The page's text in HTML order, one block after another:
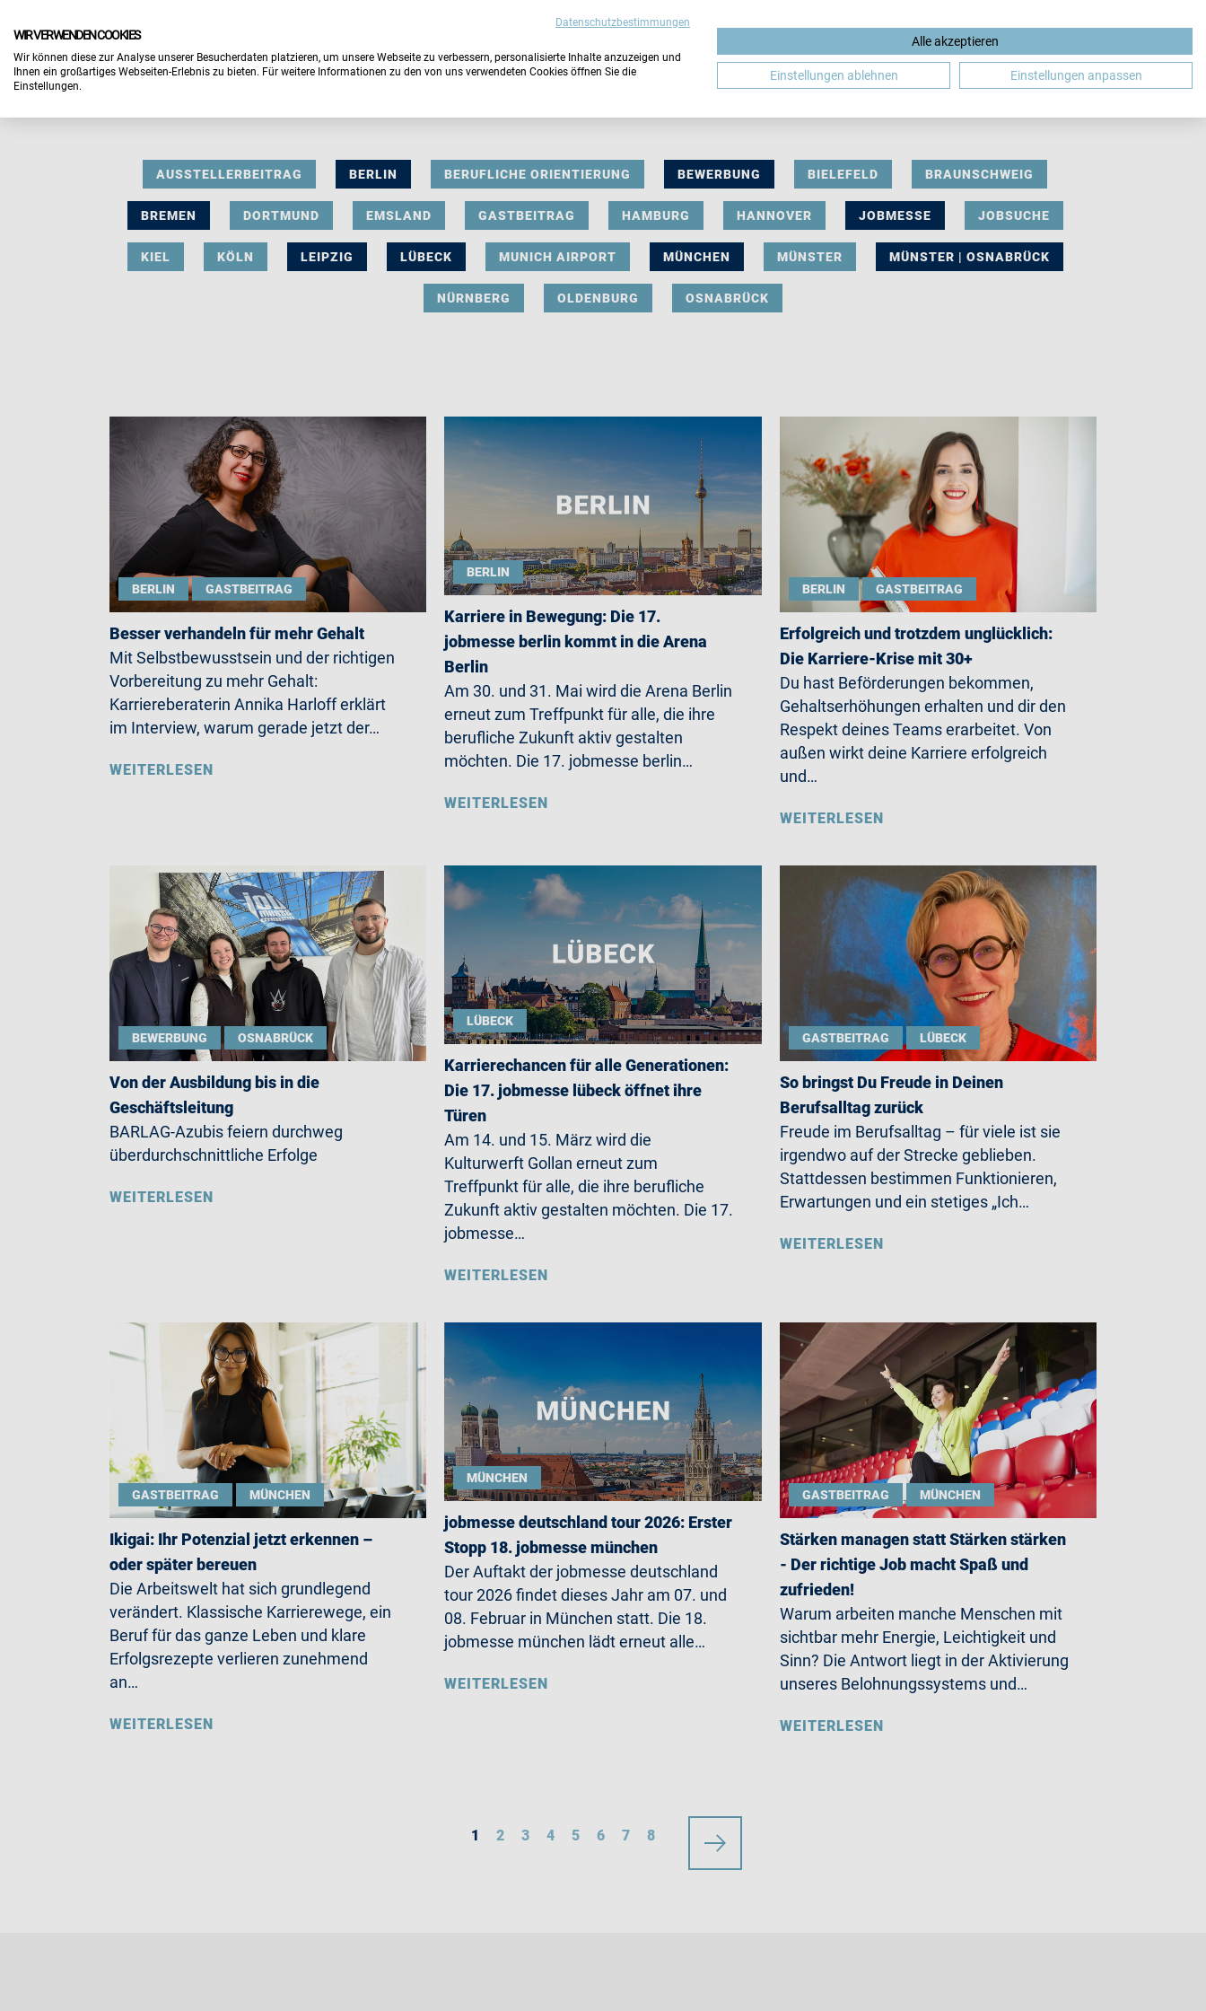
DE
AUSSTELLERBEITRAG BERLIN BERUFLICHE ORIENTIERUNG BEWERBUNG BIELEFELD BRAUNSCHWEIG
BREMEN DORTMUND EMSLAND GASTBEITRAG HAMBURG HANNOVER JOBMESSE JOBSUCHE
KIEL KÖLN LEIPZIG LÜBECK MUNICH AIRPORT MÜNCHEN MÜNSTER MÜNSTER | OSNABRÜCK
NÜRNBERG OLDENBURG OSNABRÜCK
BERLIN GASTBEITRAG
Besser verhandeln für mehr Gehalt
Mit Selbstbewusstsein und der richtigen
Vorbereitung zu mehr Gehalt:
Karriereberaterin Annika Harloff erklärt
im Interview, warum gerade jetzt der…
WEITERLESEN
BERLIN
Karriere in Bewegung: Die 17.
jobmesse berlin kommt in die Arena
Berlin
Am 30. und 31. Mai wird die Arena Berlin
erneut zum Treffpunkt für alle, die ihre
berufliche Zukunft aktiv gestalten
möchten. Die 17. jobmesse berlin…
WEITERLESEN
BERLIN GASTBEITRAG
Erfolgreich und trotzdem unglücklich:
Die Karriere-Krise mit 30+
Du hast Beförderungen bekommen,
Gehaltserhöhungen erhalten und dir den
Respekt deines Teams erarbeitet. Von
außen wirkt deine Karriere erfolgreich
und…
WEITERLESEN
BEWERBUNG OSNABRÜCK
Von der Ausbildung bis in die
Geschäftsleitung
BARLAG-Azubis feiern durchweg
überdurchschnittliche Erfolge
WEITERLESEN
LÜBECK
Karrierechancen für alle Generationen:
Die 17. jobmesse lübeck öffnet ihre
Türen
Am 14. und 15. März wird die
Kulturwerft Gollan erneut zum
Treffpunkt für alle, die ihre berufliche
Zukunft aktiv gestalten möchten. Die 17.
jobmesse…
WEITERLESEN
GASTBEITRAG LÜBECK
So bringst Du Freude in Deinen
Berufsalltag zurück
Freude im Berufsalltag – für viele ist sie
irgendwo auf der Strecke geblieben.
Stattdessen bestimmen Funktionieren,
Erwartungen und ein stetiges „Ich…
WEITERLESEN
GASTBEITRAG MÜNCHEN
Ikigai: Ihr Potenzial jetzt erkennen –
oder später bereuen
Die Arbeitswelt hat sich grundlegend
verändert. Klassische Karrierewege, ein
Beruf für das ganze Leben und klare
Erfolgsrezepte verlieren zunehmend
an…
WEITERLESEN
MÜNCHEN
jobmesse deutschland tour 2026: Erster
Stopp 18. jobmesse münchen
Der Auftakt der jobmesse deutschland
tour 2026 findet dieses Jahr am 07. und
08. Februar in München statt. Die 18.
jobmesse münchen lädt erneut alle…
WEITERLESEN
GASTBEITRAG MÜNCHEN
Stärken managen statt Stärken stärken
- Der richtige Job macht Spaß und
zufrieden!
Warum arbeiten manche Menschen mit
sichtbar mehr Energie, Leichtigkeit und
Sinn? Die Antwort liegt in der Aktivierung
unseres Belohnungssystems und…
WEITERLESEN
1 2 3 4 5 6 7 8
Datenschutzbestimmungen
WIR VERWENDEN COOKIES
Wir können diese zur Analyse unserer Besucherdaten platzieren, um unsere Webseite zu verbessern, personalisierte Inhalte anzuzeigen und
Ihnen ein großartiges Webseiten-Erlebnis zu bieten. Für weitere Informationen zu den von uns verwendeten Cookies öffnen Sie die
Einstellungen.
Alle akzeptieren
Einstellungen ablehnen Einstellungen anpassen